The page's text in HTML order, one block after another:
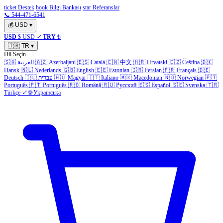
ticket Destek book Bilgi Bankası star Referanslar
📞 544-471-6541
💰 USD ▾
USD $ USD ✓ TRY ₺
🇹🇷 TR ▾
Dil Seçin
🇸🇦 العربية 🇦🇿 Azerbaijani 🇪🇸 Català 🇨🇳 中文 🇭🇷 Hrvatski 🇨🇿 Čeština 🇩🇰
Dansk 🇳🇱 Nederlands 🇬🇧 English 🇪🇪 Estonian 🇮🇷 Persian 🇫🇷 Français 🇩🇪
Deutsch 🇮🇱 עברית 🇭🇺 Magyar 🇮🇹 Italiano 🇲🇰 Macedonian 🇳🇴 Norwegian 🇵🇹
Português 🇵🇹 Português 🇷🇴 Română 🇷🇺 Русский 🇪🇸 Español 🇸🇪 Svenska 🇹🇷
Türkçe ✓ 🌐 Українська